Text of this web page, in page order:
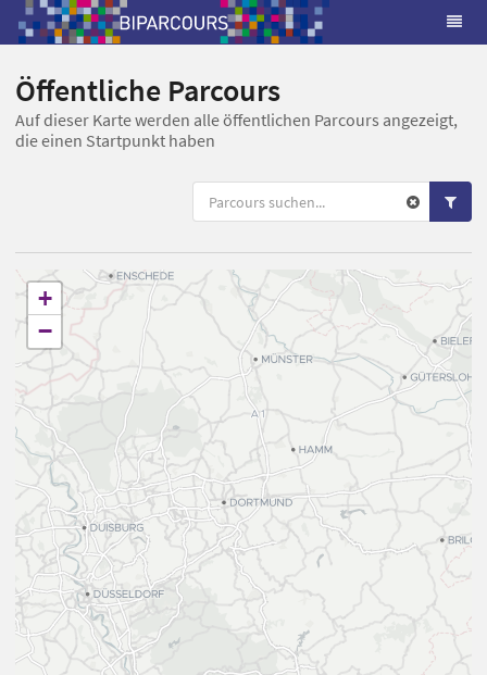
Öffentliche Parcours
Auf dieser Karte werden alle öffentlichen Parcours angezeigt,
die einen Startpunkt haben
+
−